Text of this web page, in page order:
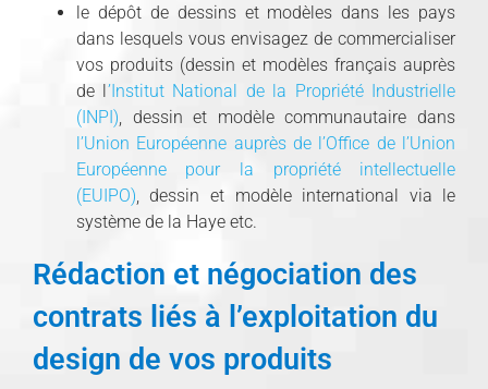
le dépôt de dessins et modèles dans les pays
dans lesquels vous envisagez de commercialiser
vos produits (dessin et modèles français auprès
de l’Institut National de la Propriété Industrielle
(INPI), dessin et modèle communautaire dans
l’Union Européenne auprès de l’Office de l’Union
Européenne pour la propriété intellectuelle
(EUIPO), dessin et modèle international via le
système de la Haye etc.
Rédaction et négociation des
contrats liés à l’exploitation du
design de vos produits